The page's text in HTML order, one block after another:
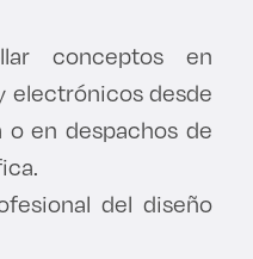
conceptos en
electrónicos desde
en despachos de
del diseño